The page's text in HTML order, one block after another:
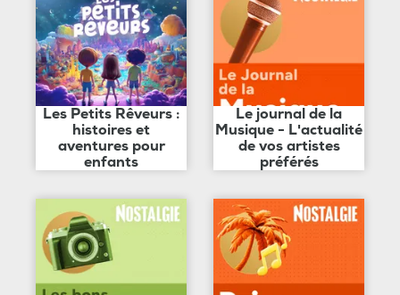
Les Petits Rêveurs :
histoires et
aventures pour
enfants
Le journal de la
Musique - L'actualité
de vos artistes
préférés